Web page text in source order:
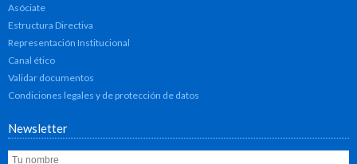
Asóciate
Estructura Directiva
Representación Institucional
Canal ético
Validar documentos
Condiciones legales y de protección de datos
Newsletter